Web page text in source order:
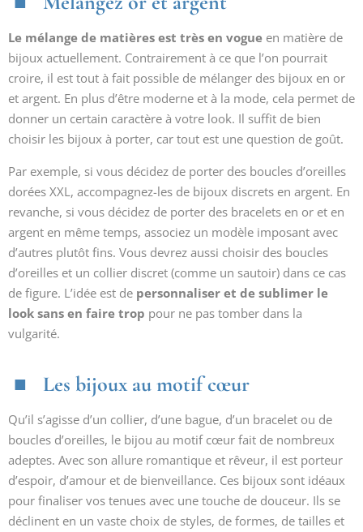
Le mélange de matières est très en vogue en matière de
bijoux actuellement. Contrairement à ce que l’on pourrait
croire, il est tout à fait possible de mélanger des bijoux en or
et argent. En plus d’être moderne et à la mode, cela permet de
donner un certain caractère à votre look. Il suffit de bien
choisir les bijoux à porter, car tout est une question de goût.
Par exemple, si vous décidez de porter des boucles d’oreilles
dorées XXL, accompagnez-les de bijoux discrets en argent. En
revanche, si vous décidez de porter des bracelets en or et en
argent en même temps, associez un modèle imposant avec
d’autres plutôt fins. Vous devrez aussi choisir des boucles
d’oreilles et un collier discret (comme un sautoir) dans ce cas
de figure. L’idée est de personnaliser et de sublimer le
look sans en faire trop pour ne pas tomber dans la
vulgarité.
Les bijoux au motif cœur
Qu’il s’agisse d’un collier, d’une bague, d’un bracelet ou de
boucles d’oreilles, le bijou au motif cœur fait de nombreux
adeptes. Avec son allure romantique et rêveur, il est porteur
d’espoir, d’amour et de bienveillance. Ces bijoux sont idéaux
pour finaliser vos tenues avec une touche de douceur. Ils se
déclinent en un vaste choix de styles, de formes, de tailles et